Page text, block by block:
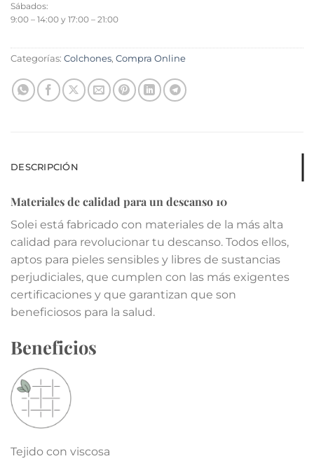
Sábados:
9:00 – 14:00 y 17:00 – 21:00
Categorías: Colchones, Compra Online
DESCRIPCIÓN
Materiales de calidad para un descanso 10
Solei está fabricado con materiales de la más alta
calidad para revolucionar tu descanso. Todos ellos,
aptos para pieles sensibles y libres de sustancias
perjudiciales, que cumplen con las más exigentes
certificaciones y que garantizan que son
beneficiosos para la salud.
Beneficios
Tejido con viscosa